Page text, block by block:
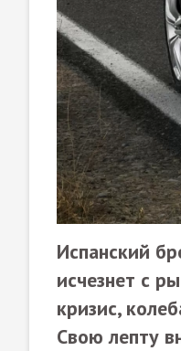
Испанский
исчезнет с
кризис,
Свою лепту